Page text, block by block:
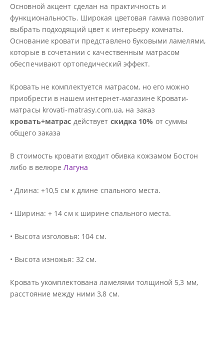
Основной акцент сделан на практичность и
функциональность. Широкая цветовая гамма позволит
выбрать подходящий цвет к интерьеру комнаты.
Основание кровати представлено буковыми ламелями,
которые в сочетании с качественным матрасом
обеспечивают ортопедический эффект.
Кровать не комплектуется матрасом, но его можно
приобрести в нашем интернет-магазине Кровати-
матрасы krovati-matrasy.com.ua, на заказ
кровать+матрас действует скидка 10% от суммы
общего заказа
В стоимость кровати входит обивка кожзамом Бостон
либо в велюреЛагуна
• Длина: +10,5 см к длине спального места.
• Ширина: + 14 см к ширине спального места.
• Высота изголовья: 104 см.
• Высота изножья: 32 см.
Кровать укомплектована ламелями толщиной 5,3 мм,
расстояние между ними 3,8 см.